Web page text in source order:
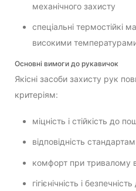
механічного захисту
спеціальні термостійкі
високими
Основні вимоги до рукавичок
Якісні засоби захисту рук
критеріям:
міцність і стійкість до
відповідність
комфорт при тривалому
гігієнічність і